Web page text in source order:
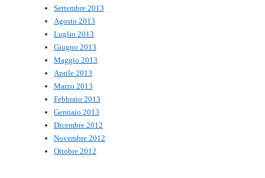
Settembre 2013
Agosto 2013
Luglio 2013
Giugno 2013
Maggio 2013
Aprile 2013
Marzo 2013
Febbraio 2013
Gennaio 2013
Dicembre 2012
Novembre 2012
Ottobre 2012